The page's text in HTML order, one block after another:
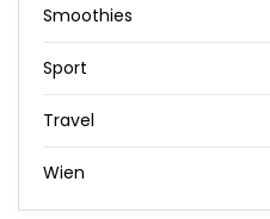
Smoothies
Sport
Travel
Wien